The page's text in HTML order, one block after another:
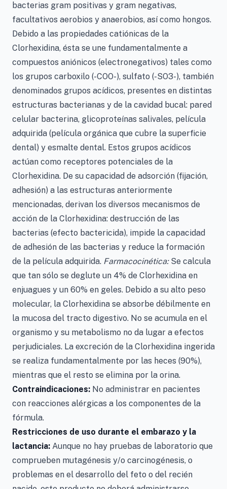
bacterias gram positivas y gram negativas,
facultativos aerobios y anaerobios, así como hongos.
Debido a las propiedades catiónicas de la
Clorhexidina, ésta se une fundamentalmente a
compuestos aniónicos (electronegativos) tales como
los grupos carboxilo (-COO-), sulfato (-SO3-), también
denominados grupos acídicos, presentes en distintas
estructuras bacterianas y de la cavidad bucal: pared
celular bacterina, glicoproteínas salivales, película
adquirida (película orgánica que cubre la superficie
dental) y esmalte dental. Estos grupos acídicos
actúan como receptores potenciales de la
Clorhexidina. De su capacidad de adsorción (fijación,
adhesión) a las estructuras anteriormente
mencionadas, derivan los diversos mecanismos de
acción de la Clorhexidina: destrucción de las
bacterias (efecto bactericida), impide la capacidad
de adhesión de las bacterias y reduce la formación
de la película adquirida. Farmacocinética: Se calcula
que tan sólo se deglute un 4% de Clorhexidina en
enjuagues y un 60% en geles. Debido a su alto peso
molecular, la Clorhexidina se absorbe débilmente en
la mucosa del tracto digestivo. No se acumula en el
organismo y su metabolismo no da lugar a efectos
perjudiciales. La excreción de la Clorhexidina ingerida
se realiza fundamentalmente por las heces (90%),
mientras que el resto se elimina por la orina.
Contraindicaciones: No administrar en pacientes
con reacciones alérgicas a los componentes de la
fórmula.
Restricciones de uso durante el embarazo y la
lactancia: Aunque no hay pruebas de laboratorio que
comprueben mutagénesis y/o carcinogénesis, o
problemas en el desarrollo del feto o del recién